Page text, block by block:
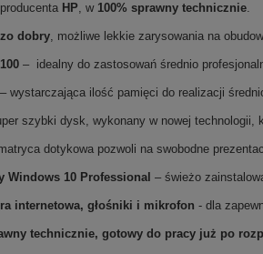
HP, w 100% sprawny technicznie.
dobry, możliwe lekkie zarysowania na
– idealny do zastosowań średnio
– wystarczająca ilość pamięci do realizacji
szybki dysk, wykonany w nowej technologii,
dotykowa pozwoli na swobodne
Windows 10 Professional– świeżo
internetowa, głośniki i mikrofon- dla
technicznie, gotowy do pracy już po